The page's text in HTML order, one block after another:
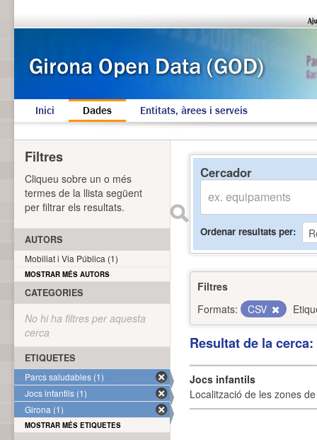
Inici Dades Entitats, àrees i serveis
Cercador
Ordenar resultats per
Filtres
Formats:
CSV
Resultat de la
Jocs infantils
Localització de les zones
Filtres
Cliqueu sobre un o més
termes de la llista següent
per filtrar els resultats.
AUTORS
Mobiliat i Via Pública (1)
MOSTRAR MÉS AUTORS
CATEGORIES
No hi ha filtres per aquesta
cerca
ETIQUETES
Parcs saludables (1)
Jocs infantils (1)
Girona (1)
MOSTRAR MÉS ETIQUETES